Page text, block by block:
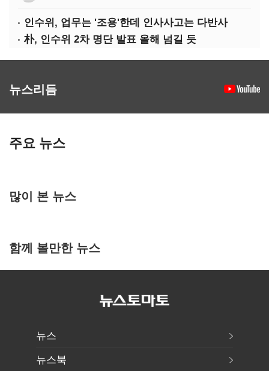
인수위, 업무는 '조용'한데 인사사고는 다반사
朴, 인수위 2차 명단 발표 올해 넘길 듯
뉴스리듬
주요 뉴스
많이 본 뉴스
함께 볼만한 뉴스
뉴스
뉴스북